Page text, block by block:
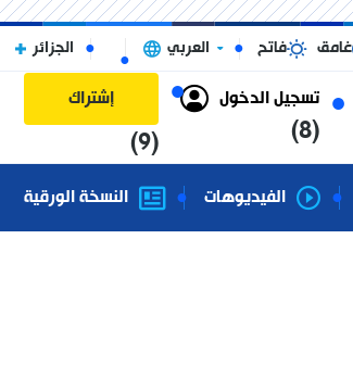
تسجيل الدخول
(8)
إشتراك
(9)
غامق فاتح العربي الجزائر
الفيديوهات النسخة الورقية